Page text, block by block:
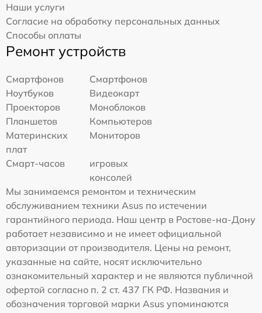
Наши услуги
Согласие на обработку персональных данных
Способы оплаты
Ремонт устройств
Смартфонов
Смартфонов
Ноутбуков
Видеокарт
Проекторов
Моноблоков
Планшетов
Компьютеров
Материнских
плат
Мониторов
Смарт-часов
игровых
консолей
Мы занимаемся ремонтом и техническим
обслуживанием техники Asus по истечении
гарантийного периода. Наш центр в Ростове-на-Дону
работает независимо и не имеет официальной
авторизации от производителя. Цены на ремонт,
указанные на сайте, носят исключительно
ознакомительный характер и не являются публичной
офертой согласно п. 2 ст. 437 ГК РФ. Названия и
обозначения торговой марки Asus упоминаются